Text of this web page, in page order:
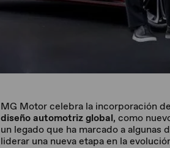
MG Motor celebra la incorporación de
diseño automotriz global, como
un legado que ha marcado a algunas
liderar una nueva etapa en la